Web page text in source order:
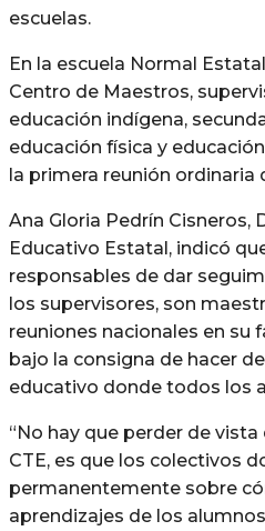
escuelas.
En la escuela Normal
Centro de Maestros,
educación indígena,
educación física y
la primera reunión ordinaria
Ana Gloria Pedrín Cisneros,
Educativo Estatal, indicó
responsables de dar
los supervisores, son
reuniones nacionales en su
bajo la consigna de hacer
educativo donde todos los
“No hay que perder de
CTE, es que los colectivos
permanentemente sobre
aprendizajes de los